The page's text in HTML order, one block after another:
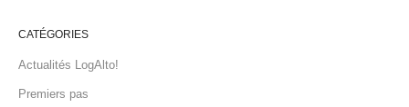
CATÉGORIES
Actualités LogAlto!
Premiers pas